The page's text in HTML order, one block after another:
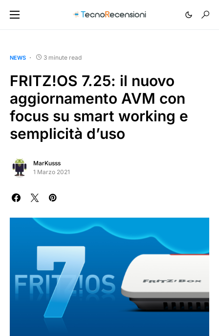
NEWS 3 minute read
FRITZ!OS 7.25: il nuovo
aggiornamento AVM con
focus su smart working e
semplicità d’uso
MarKusss
1 Marzo 2021